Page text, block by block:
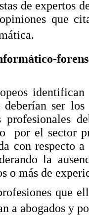
de expertos
que
deberían ser
profesionales
por el sector
con respecto
la
o más de
que
a abogados y